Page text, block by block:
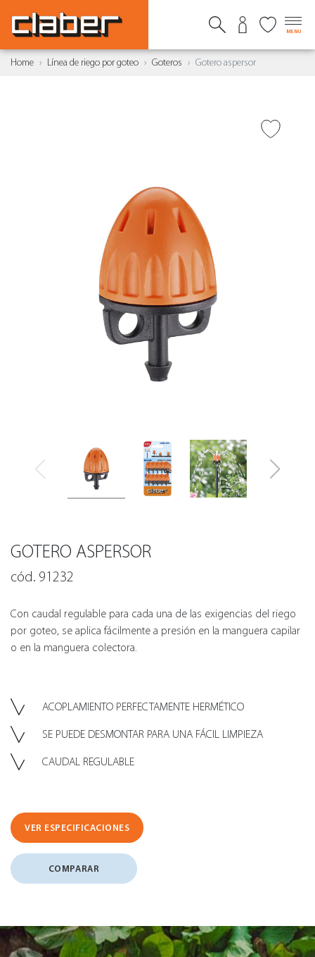
MENU
Home Línea de riego por goteo Goteros Gotero aspersor
GOTERO ASPERSOR
cód. 91232
Con caudal regulable para cada una de las exigencias del riego
por goteo, se aplica fácilmente a presión en la manguera capilar
o en la manguera colectora.
ACOPLAMIENTO PERFECTAMENTE HERMÉTICO
SE PUEDE DESMONTAR PARA UNA FÁCIL LIMPIEZA
CAUDAL REGULABLE
VER ESPECIFICACIONES
COMPARAR